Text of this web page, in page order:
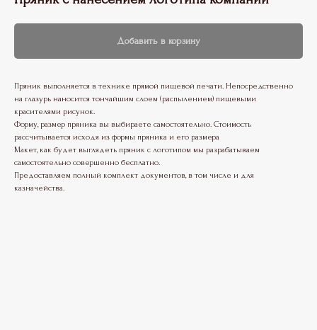
Добавить в корзину
Пряник выполняется в технике прямой пищевой печати. Непосредственно
на глазурь наносится тончайшим слоем (распылением) пищевыми
красителями рисунок.
Форму, размер пряника вы выбираете самостоятельно. Стоимость
рассчитывается исходя из формы пряника и его размера
Макет, как будет выглядеть пряник с логотипом мы разрабатываем
самостоятельно совершенно бесплатно.
Предоставляем полный комплект документов, в том числе и для
казначейства.